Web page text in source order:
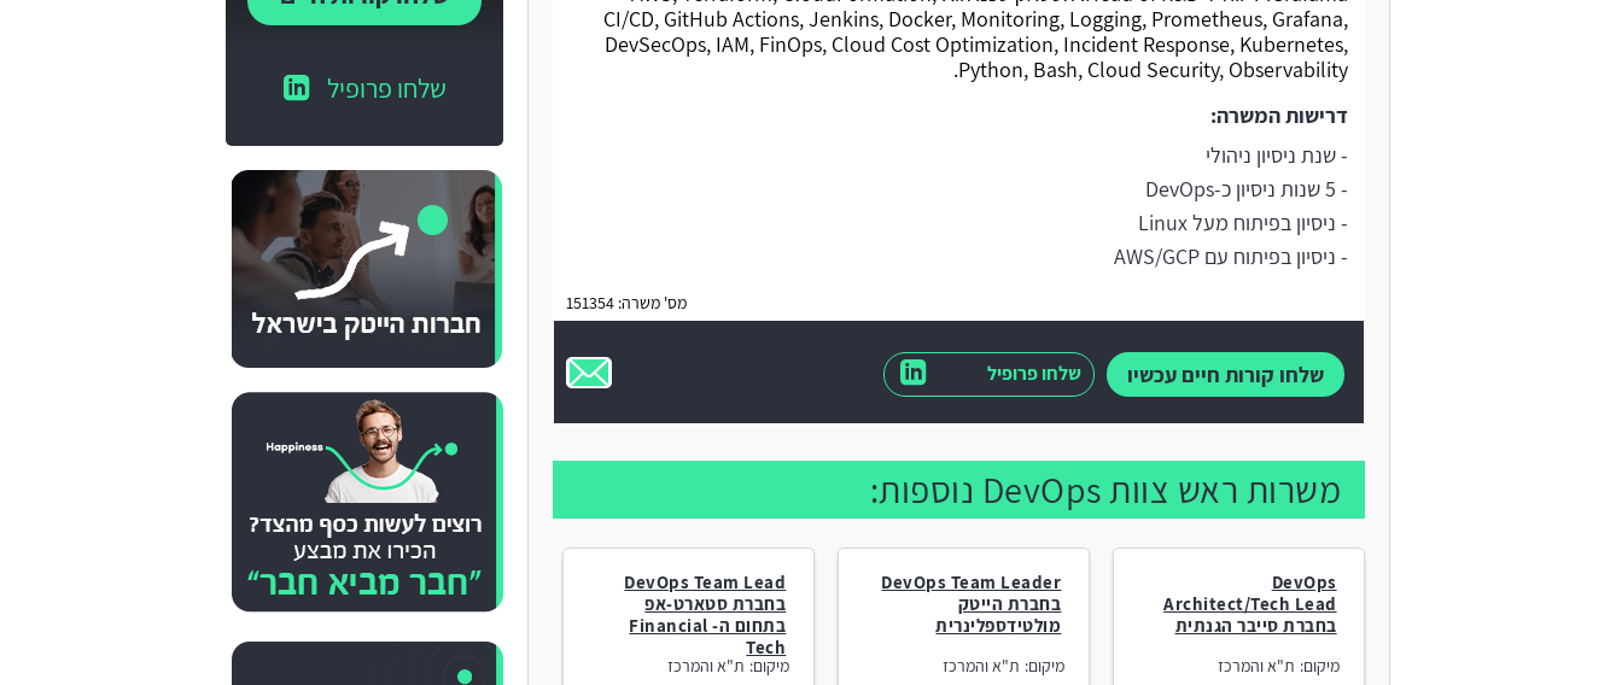
CI/CD, GitHub Actions, Jenkins, Docker, Monitoring, Logging, Prometheus, Grafana,
DevSecOps, IAM, FinOps, Cloud Cost Optimization, Incident Response, Kubernetes,
Python, Bash, Cloud Security, Observability.
דרישות המשרה:
- שנת ניסיון ניהולי
- 5 שנות ניסיון כ-DevOps
- ניסיון בפיתוח מעל Linux
- ניסיון בפיתוח עם AWS/GCP
מס' משרה: 151354
שלחו קורות חיים עכשיו שלחו פרופיל
משרות ראש צוות DevOps נוספות:
DevOps
Architect/Tech Lead
בחברת סייבר הגנתית
מיקום: ת"א והמרכז
DevOps Team Leader
בחברת הייטק
מולטידספלינרית
מיקום: ת"א והמרכז
DevOps Team Lead
בחברת סטארט-אפ
בתחום ה- Financial
Tech
מיקום: ת"א והמרכז
שלחו פרופיל